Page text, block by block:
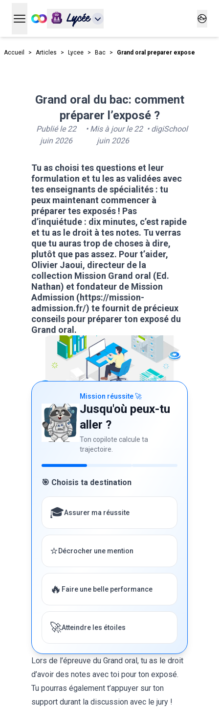
Ouvrir le menu principal
Lycée
Accueil > Articles > Lycee > Bac > Grand oral preparer expose
Grand oral du bac: comment
préparer l’exposé ?
Publié le22
juin 2026
• Mis à jour le 22
juin 2026
• digiSchool
Tu as choisi tes questions et leur
formulation et tu les as validées avec
tes enseignants de spécialités : tu
peux maintenant commencer à
préparer tes exposés ! Pas
d’inquiétude : dix minutes, c’est rapide
et tu as le droit à tes notes. Tu verras
que tu auras trop de choses à dire,
plutôt que pas assez. Pour t’aider,
Olivier Jaoui, directeur de la
collection Mission Grand oral (Ed.
Nathan) et fondateur de Mission
Admission (https://mission-
admission.fr/) te fournit de précieux
conseils pour préparer ton exposé du
Grand oral.
Mission réussite 🚀
Jusqu'où peux-tu
aller ?
Ton copilote calcule ta
trajectoire.
🎯 Choisis ta destination
🎓Assurer ma réussite
⭐Décrocher une mention
🔥 Faire une belle performance
🚀Atteindre les étoiles
Lors de l’épreuve du Grand oral, tu as le droit
d’avoir des notes avec toi pour ton exposé.
Tu pourras également t’appuyer sur ton
support durant la discussion avec le jury !